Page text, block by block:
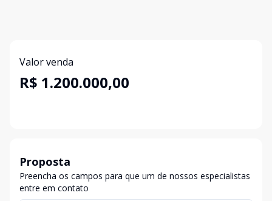
Valor venda
R$ 1.200.000,00
Proposta
Preencha os campos para que um de nossos especialistas
entre em contato